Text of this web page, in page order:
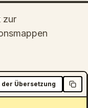
zur
der Übersetzung